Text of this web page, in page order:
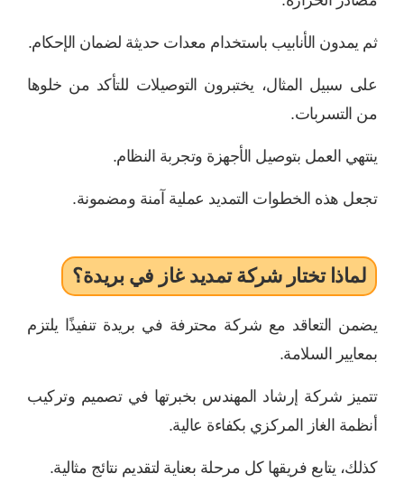
ثم يمدون الأنابيب باستخدام معدات حديثة لضمان الإحكام.
على سبيل المثال، يختبرون التوصيلات للتأكد من خلوها
من التسربات.
ينتهي العمل بتوصيل الأجهزة وتجربة النظام.
تجعل هذه الخطوات التمديد عملية آمنة ومضمونة.
لماذا تختار شركة تمديد غاز في بريدة؟
يضمن التعاقد مع شركة محترفة في بريدة تنفيذًا يلتزم
بمعايير السلامة.
تتميز شركة إرشاد المهندس بخبرتها في تصميم وتركيب
أنظمة الغاز المركزي بكفاءة عالية.
كذلك، يتابع فريقها كل مرحلة بعناية لتقديم نتائج مثالية.